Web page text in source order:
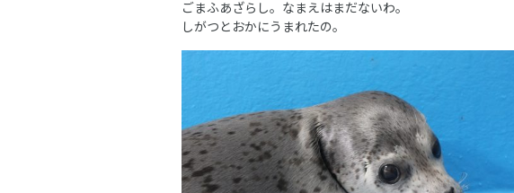
ごまふあざらし。なまえはまだないわ。
しがつとおかにうまれたの。